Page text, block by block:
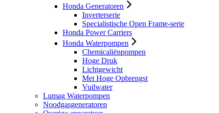
Honda Generatoren
Inverterserie
Specialistische Open Frame-serie
Honda Power Carriers
Honda Waterpompen
Chemicaliënpompen
Hoge Druk
Lichtgewicht
Met Hoge Opbrengst
Vuilwater
Lumag Waterpompen
Noodgasgeneratoren